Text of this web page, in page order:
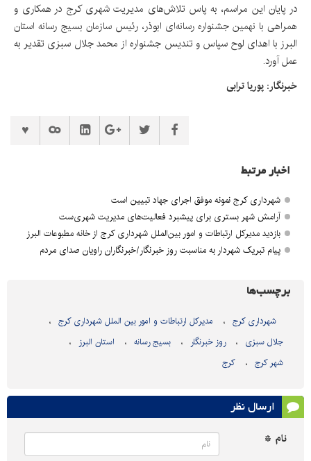
در پایان این مراسم، به پاس تلاش‌های مدیریت شهری کرج در همکاری و
همراهی با نهمین جشنواره رسانه‌ای ابوذر، رئیس سازمان بسیج رسانه استان
البرز با اهدای لوح سپاس و تندیس جشنواره از محمد جلال سبزی تقدیر به
عمل آورد.
خبرنگار: پوریا ترابی
اخبار مرتبط
شهرداری کرج نمونه موفق اجرای جهاد تبیین است
آرامش شهر بستری برای پیشبرد فعالیت‌های مدیریت شهری‌ست
بازدید مدیرکل ارتباطات و امور بین‌الملل شهرداری کرج از خانه مطبوعات البرز
پیام تبریک شهردار به مناسبت روز خبرنگار/خبرنگاران راویان صدای مردم
برچسب‌ها
شهرداری کرج
مدیرکل ارتباطات و امور بین الملل شهرداری کرج
جلال سبزی
روز خبرنگار بسیج رسانه
استان البرز
شهر کرج
کرج
ارسال نظر
نام *